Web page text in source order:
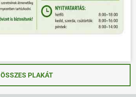
ÖSSZES PLAKÁT